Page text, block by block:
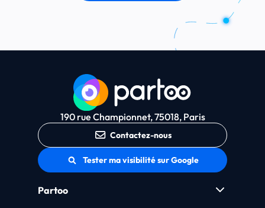
190 rue Championnet, 75018, Paris
Contactez-nous
Tester ma visibilité sur Google
Partoo